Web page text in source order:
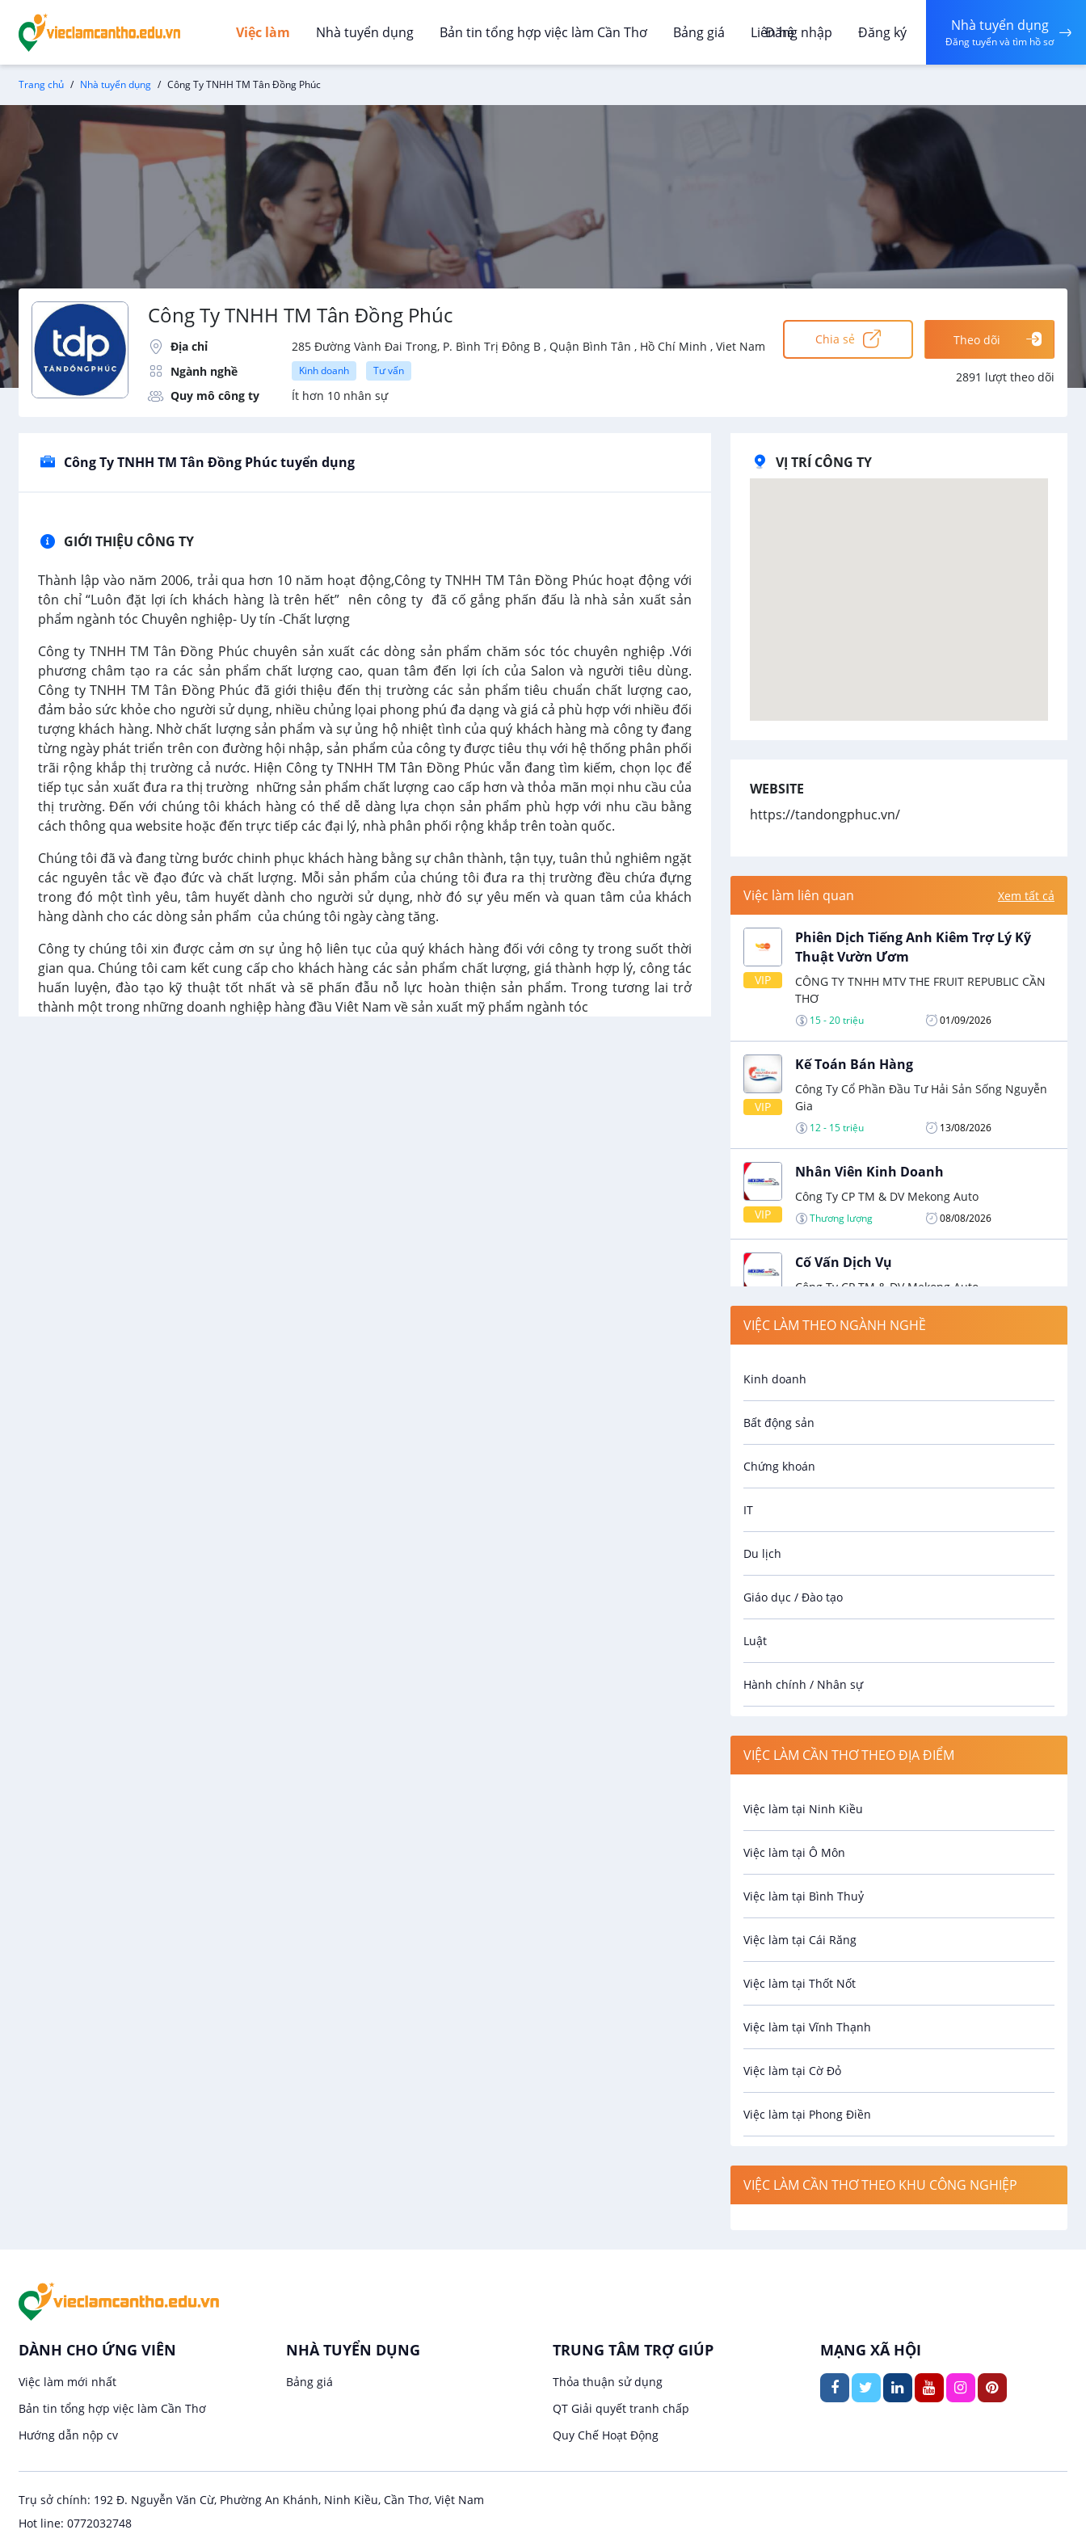
Việc làm Nhà tuyển dụng Bản tin tổng hợp việc làm Cần Thơ Bảng giá Liên hệ
Đăng nhập Đăng ký Nhà tuyển dụng
Đăng tuyển và tìm hồ sơ
Trang chủ Nhà tuyển dụng Công Ty TNHH TM Tân Đồng Phúc
Công Ty TNHH TM Tân Đồng Phúc
Địa chỉ
285 Đường Vành Đai Trong, P. Bình Trị Đông B , Quận Bình Tân , Hồ Chí Minh , Viet Nam
Ngành nghề
Kinh doanh Tư vấn
Quy mô công ty Ít hơn 10 nhân sự
Chia sẻ Theo dõi
2891 lượt theo dõi
Công Ty TNHH TM Tân Đồng Phúc tuyển dụng
GIỚI THIỆU CÔNG TY
Thành lập vào năm 2006, trải qua hơn 10 năm hoạt động,Công ty TNHH TM Tân Đồng Phúc hoạt động với
tôn chỉ “Luôn đặt lợi ích khách hàng là trên hết” nên công ty đã cố gắng phấn đấu là nhà sản xuất sản
phẩm ngành tóc Chuyên nghiệp- Uy tín -Chất lượng
Công ty TNHH TM Tân Đồng Phúc chuyên sản xuất các dòng sản phẩm chăm sóc tóc chuyên nghiệp .Với
phương châm tạo ra các sản phẩm chất lượng cao, quan tâm đến lợi ích của Salon và người tiêu dùng.
Công ty TNHH TM Tân Đồng Phúc đã giới thiệu đến thị trường các sản phẩm tiêu chuẩn chất lượng cao,
đảm bảo sức khỏe cho người sử dụng, nhiều chủng lọai phong phú đa dạng và giá cả phù hợp với nhiều đối
tượng khách hàng. Nhờ chất lượng sản phẩm và sự ủng hộ nhiệt tình của quý khách hàng mà công ty đang
từng ngày phát triển trên con đường hội nhập, sản phẩm của công ty được tiêu thụ với hệ thống phân phối
trãi rộng khắp thị trường cả nước. Hiện Công ty TNHH TM Tân Đồng Phúc vẫn đang tìm kiếm, chọn lọc để
tiếp tục sản xuất đưa ra thị trường những sản phẩm chất lượng cao cấp hơn và thỏa mãn mọi nhu cầu của
thị trường. Đến với chúng tôi khách hàng có thể dễ dàng lựa chọn sản phẩm phù hợp với nhu cầu bằng
cách thông qua website hoặc đến trực tiếp các đại lý, nhà phân phối rộng khắp trên toàn quốc.
Chúng tôi đã và đang từng bước chinh phục khách hàng bằng sự chân thành, tận tụy, tuân thủ nghiêm ngặt
các nguyên tắc về đạo đức và chất lượng. Mỗi sản phẩm của chúng tôi đưa ra thị trường đều chứa đựng
trong đó một tình yêu, tâm huyết dành cho người sử dụng, nhờ đó sự yêu mến và quan tâm của khách
hàng dành cho các dòng sản phẩm của chúng tôi ngày càng tăng.
Công ty chúng tôi xin được cảm ơn sự ủng hộ liên tục của quý khách hàng đối với công ty trong suốt thời
gian qua. Chúng tôi cam kết cung cấp cho khách hàng các sản phẩm chất lượng, giá thành hợp lý, công tác
huấn luyện, đào tạo kỹ thuật tốt nhất và sẽ phấn đẫu nỗ lực hoàn thiện sản phẩm. Trong tương lai trở
thành một trong những doanh nghiệp hàng đầu Viêt Nam về sản xuất mỹ phẩm ngành tóc
VỊ TRÍ CÔNG TY
WEBSITE
https://tandongphuc.vn/
Việc làm liên quan Xem tất cả
VIP
Phiên Dịch Tiếng Anh Kiêm Trợ Lý Kỹ
Thuật Vườn Ươm
CÔNG TY TNHH MTV THE FRUIT REPUBLIC CẦN
THƠ
15 - 20 triệu 01/09/2026
VIP
Kế Toán Bán Hàng
Công Ty Cổ Phần Đầu Tư Hải Sản Sống Nguyễn
Gia
12 - 15 triệu 13/08/2026
VIP
Nhân Viên Kinh Doanh
Công Ty CP TM & DV Mekong Auto
Thương lượng 08/08/2026
VIP
Cố Vấn Dịch Vụ
Công Ty CP TM & DV Mekong Auto
Thương lượng 08/08/2026
VIỆC LÀM THEO NGÀNH NGHỀ
Kinh doanh
Bất động sản
Chứng khoán
IT
Du lịch
Giáo dục / Đào tạo
Luật
Hành chính / Nhân sự
Spa
Bảo Vệ
An toàn lao động
Bảo hiểm
Biên phiên dịch
Bưu chính viễn thông
Cơ khí
Công nghệ sinh học
Công nghệ thực phẩm
Điện / Điện tử / Điện lạnh
Hàng hải / Hàng không
Lễ tân
VIỆC LÀM CẦN THƠ THEO ĐỊA ĐIỂM
Việc làm tại Ninh Kiều
Việc làm tại Ô Môn
Việc làm tại Bình Thuỷ
Việc làm tại Cái Răng
Việc làm tại Thốt Nốt
Việc làm tại Vĩnh Thạnh
Việc làm tại Cờ Đỏ
Việc làm tại Phong Điền
Việc làm tại Cái Khế
Việc làm tại Long Tuyền
VIỆC LÀM CẦN THƠ THEO KHU CÔNG NGHIỆP
DÀNH CHO ỨNG VIÊN
Việc làm mới nhất
Bản tin tổng hợp việc làm Cần Thơ
Hướng dẫn nộp cv
NHÀ TUYỂN DỤNG
Bảng giá
TRUNG TÂM TRỢ GIÚP
Thỏa thuận sử dụng
QT Giải quyết tranh chấp
Quy Chế Hoạt Động
MẠNG XÃ HỘI
Trụ sở chính: 192 Đ. Nguyễn Văn Cừ, Phường An Khánh, Ninh Kiều, Cần Thơ, Việt Nam
Hot line: 0772032748